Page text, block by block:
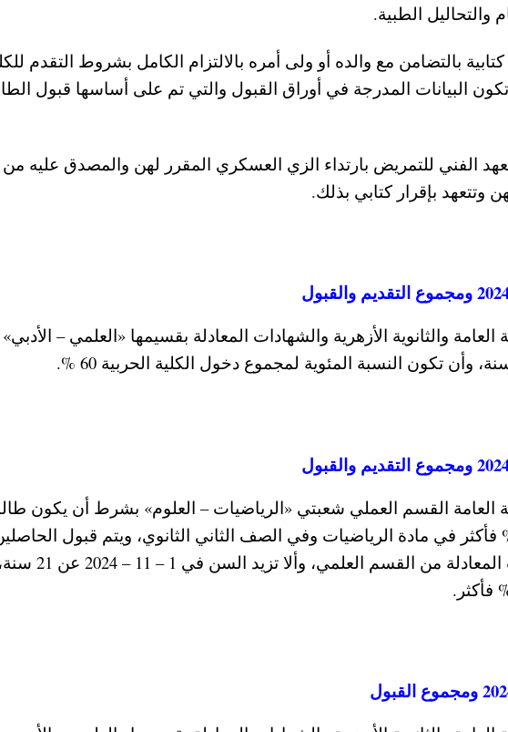
والتحاليل الطبية.
بالتضامن مع والده أو ولى أمره بالالتزام الكامل بشروط التقدم
تكون البيانات المدرجة في أوراق القبول والتي تم على أساسها قبول
الفني للتمريض بارتداء الزي العسكري المقرر لهن والمصدق عليه من
وتتعهد بإقرار كتابي بذلك.
والثانوية الأزهرية والشهادات المعادلة بقسيمها «العلمي – الأدبي»
العامة القسم العملي شعبتي «الرياضيات – العلوم» بشرط أن يكون
«العلوم» قد حصل على 70 % فأكثر في مادة الرياضيات وفي الصف الثاني الثانوي، ويتم قبول
شهادة الثانوية الأزهرية والشهادات المعادلة